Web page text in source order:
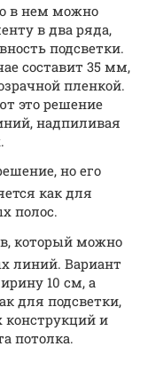
в нем можно
в два ряда,
подсветки.
составит 35 мм,
пленкой.
это решение
надпиливая
но его
как для
полос.
который можно
линий. Вариант
10 см, а
для подсветки,
конструкций и
потолка.